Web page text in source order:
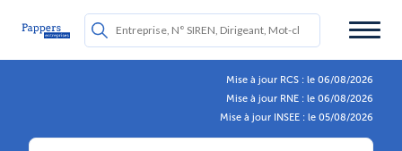
Mise à jour RCS : le 06/08/2026
Mise à jour RNE : le 06/08/2026
Mise à jour INSEE : le 05/08/2026